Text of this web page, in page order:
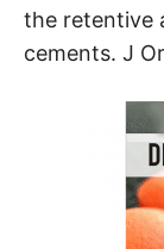
the retentive
cements. J